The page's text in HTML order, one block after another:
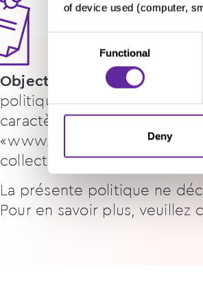
of device used (computer,
Functional
Deny
Objectif de la présente
politique vise à fournir des
caractère personnel sont
« www.chonquer.com » et/
collecte aucune donnée à
La présente politique ne
Pour en savoir plus,